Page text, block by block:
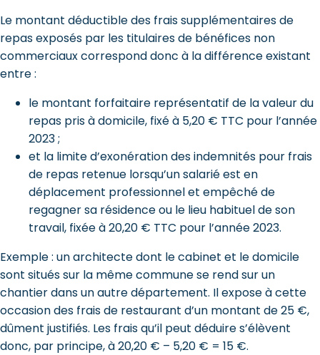
Le montant déductible des frais supplémentaires de
repas exposés par les titulaires de bénéfices non
commerciaux correspond donc à la différence existant
entre :
le montant forfaitaire représentatif de la valeur du
repas pris à domicile, fixé à 5,20 € TTC pour l’année
2023 ;
et la limite d’exonération des indemnités pour frais
de repas retenue lorsqu’un salarié est en
déplacement professionnel et empêché de
regagner sa résidence ou le lieu habituel de son
travail, fixée à 20,20 € TTC pour l’année 2023.
Exemple : un architecte dont le cabinet et le domicile
sont situés sur la même commune se rend sur un
chantier dans un autre département. Il expose à cette
occasion des frais de restaurant d’un montant de 25 €,
dûment justifiés. Les frais qu’il peut déduire s’élèvent
donc, par principe, à 20,20 € – 5,20 € = 15 €.